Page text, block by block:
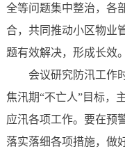
全等问题集中整治，各
合，共同推动小区物业
题有效解决，形成长效。
会议研究防汛工作
焦汛期“不亡人”目标，
应汛各项工作。要在预
落实落细各项措施，做